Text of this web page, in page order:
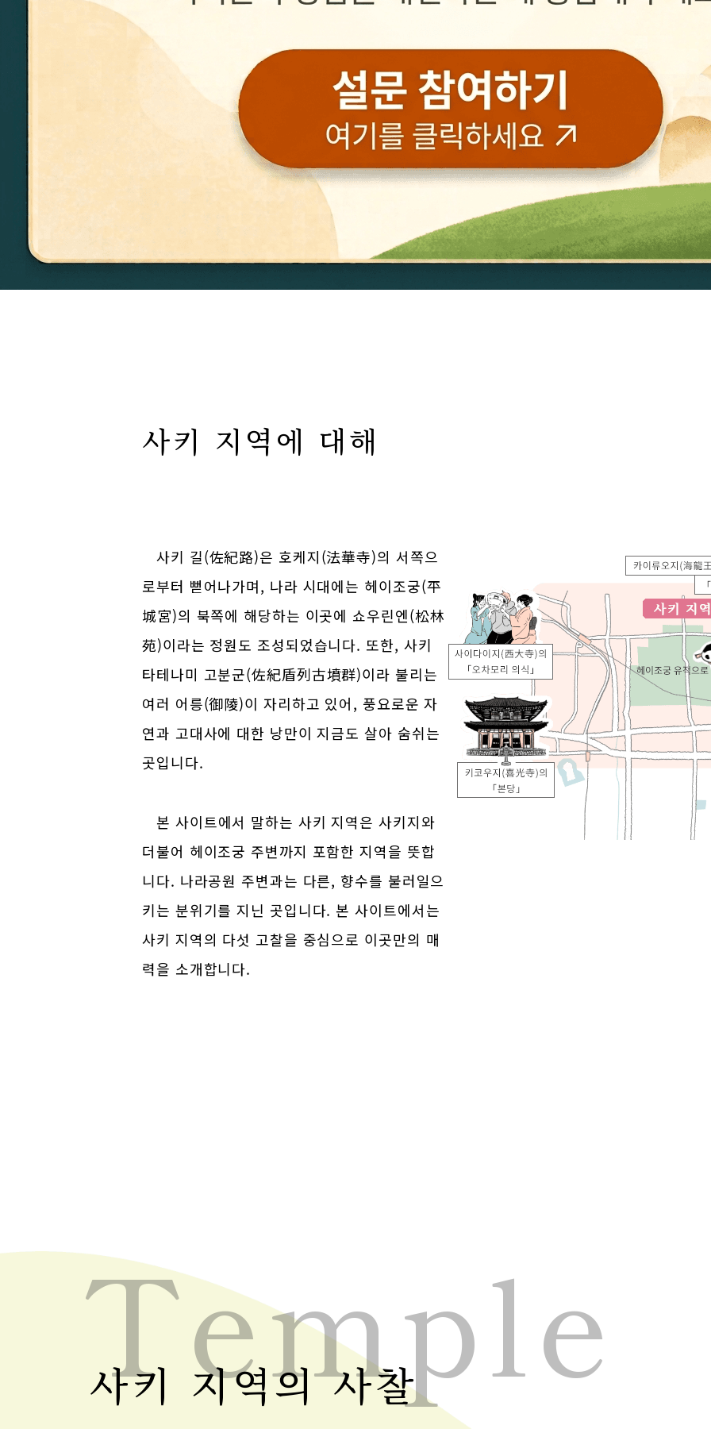
사키 지역에 대해
사키 길(佐紀路)은 호케지(法華寺)의 서쪽으
로부터 뻗어나가며, 나라 시대에는 헤이조궁(平
城宮)의 북쪽에 해당하는 이곳에 쇼우린엔(松林
苑)이라는 정원도 조성되었습니다. 또한, 사키
타테나미 고분군(佐紀盾列古墳群)이라 불리는
여러 어릉(御陵)이 자리하고 있어, 풍요로운 자
연과 고대사에 대한 낭만이 지금도 살아 숨쉬는
곳입니다.
본 사이트에서 말하는 사키 지역은 사키지와
더불어 헤이조궁 주변까지 포함한 지역을 뜻합
니다. 나라공원 주변과는 다른, 향수를 불러일으
키는 분위기를 지닌 곳입니다. 본 사이트에서는
사키 지역의 다섯 고찰을 중심으로 이곳만의 매
력을 소개합니다.
사키 지역의 사찰
Temple